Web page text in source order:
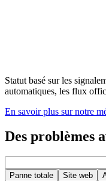
Statut basé sur les
automatiques, les flux
En savoir plus sur notre
Des problèmes
Panne totale Site web